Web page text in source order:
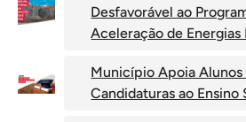
Desfavorável ao
Aceleração de Energias
Município Apoia Alunos
Candidaturas ao Ensino